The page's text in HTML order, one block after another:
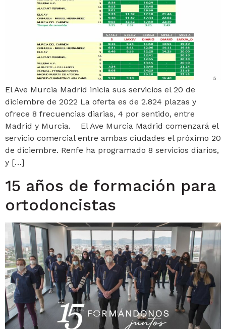
El Ave Murcia Madrid inicia sus servicios el 20 de
diciembre de 2022 La oferta es de 2.824 plazas y
ofrece 8 frecuencias diarias, 4 por sentido, entre
Madrid y Murcia. El Ave Murcia Madrid comenzará el
servicio comercial entre ambas ciudades el próximo 20
de diciembre. Renfe ha programado 8 servicios diarios,
y […]
15 años de formación para
ortodoncistas